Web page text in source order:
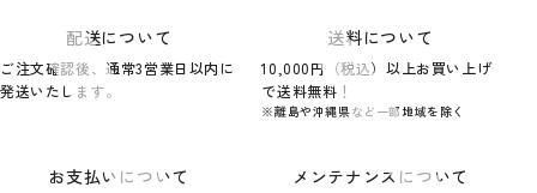
配送について
ご注文確認後、通常3営業日以内に
発送いたします。
送料について
10,000円（税込）以上お買い上げ
で送料無料！
※離島や沖縄県など一部地域を除く
お支払いについて メンテナンスについて